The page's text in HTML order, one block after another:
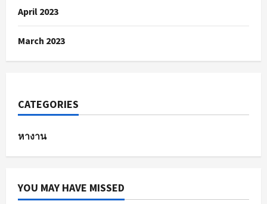
April 2023
March 2023
CATEGORIES
หางาน
YOU MAY HAVE MISSED